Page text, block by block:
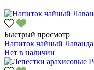
Быстрый просмотр
Напиток чайный
Нет в наличии